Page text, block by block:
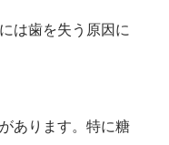
は歯を失う原因に
あります。特に糖